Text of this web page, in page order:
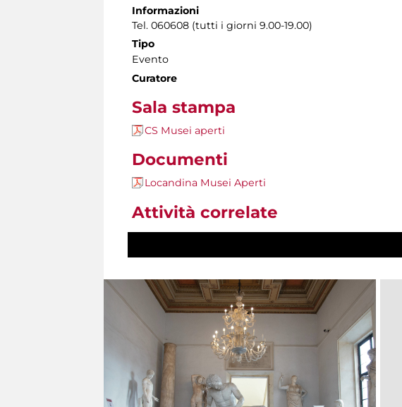
Informazioni
Tel. 060608 (tutti i giorni 9.00-19.00)
Tipo
Evento
Curatore
Sala stampa
CS Musei aperti
Documenti
Locandina Musei Aperti
Attività correlate